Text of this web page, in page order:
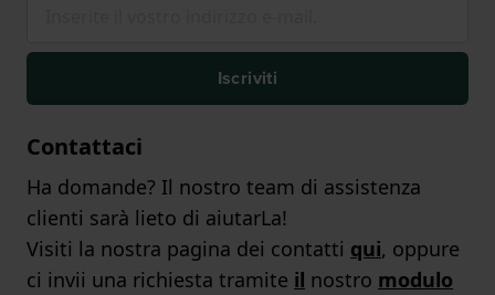
Iscriviti
Contattaci
Ha domande? Il nostro team di assistenza
clienti sarà lieto di aiutarLa!
Visiti la nostra pagina dei contatti qui, oppure
ci invii una richiesta tramite il nostro modulo